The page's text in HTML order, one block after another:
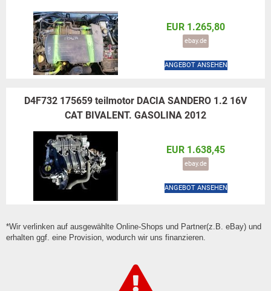
EUR 1.265,80
ebay.de
ANGEBOT ANSEHEN
D4F732 175659 teilmotor DACIA SANDERO 1.2 16V
CAT BIVALENT. GASOLINA 2012
EUR 1.638,45
ebay.de
ANGEBOT ANSEHEN
*Wir verlinken auf ausgewählte Online-Shops und Partner(z.B. eBay) und
erhalten ggf. eine Provision, wodurch wir uns finanzieren.